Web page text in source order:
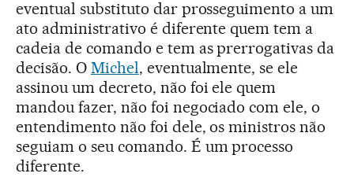
eventual substituto dar prosseguimento a um
ato administrativo é diferente quem tem a
cadeia de comando e tem as prerrogativas da
decisão. O Michel, eventualmente, se ele
assinou um decreto, não foi ele quem
mandou fazer, não foi negociado com ele, o
entendimento não foi dele, os ministros não
seguiam o seu comando. É um processo
diferente.